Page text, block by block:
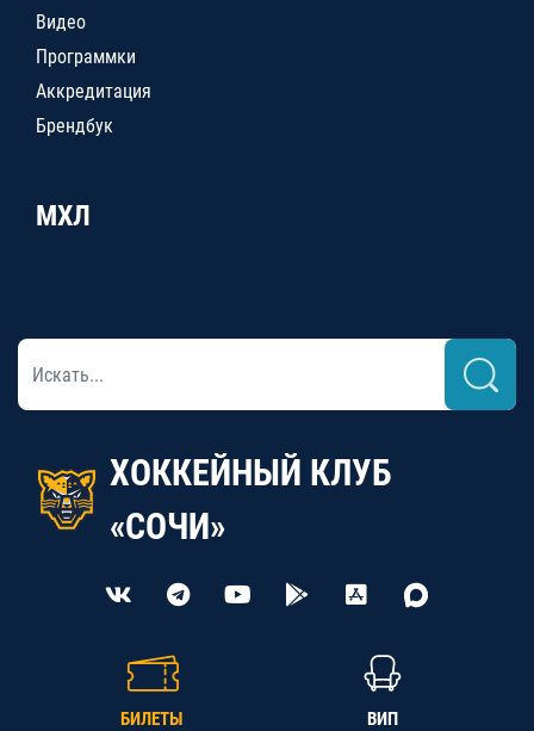
Видео
Программки
Аккредитация
Брендбук
МХЛ
ХОККЕЙНЫЙ КЛУБ
«СОЧИ»
БИЛЕТЫ ВИП